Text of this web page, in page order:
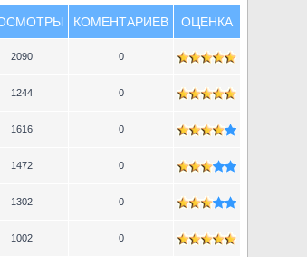
КОМЕНТАРИЕВ ОЦЕНКА
2090 0
1244 0
1616 0
1472 0
1302 0
1002 0